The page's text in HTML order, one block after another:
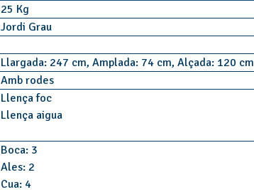
25 Kg
Jordi Grau
Llargada: 247 cm, Amplada: 74 cm, Alçada: 120 cm
Amb rodes
Llença foc
Llença aigua
Boca: 3
Ales: 2
Cua: 4